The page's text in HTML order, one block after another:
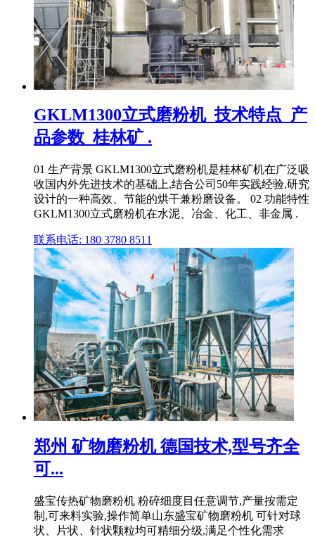
GKLM1300立式磨粉机_技术特点_产
品参数_桂林矿 .
01 生产背景 GKLM1300立式磨粉机是桂林矿机在广泛吸
收国内外先进技术的基础上,结合公司50年实践经验,研究
设计的一种高效、节能的烘干兼粉磨设备。 02 功能特性
GKLM1300立式磨粉机在水泥、冶金、化工、非金属 .
联系电话: 180 3780 8511
郑州 矿物磨粉机 德国技术,型号齐全
可...
盛宝传热矿物磨粉机 粉碎细度目任意调节,产量按需定
制,可来料实验,操作简单山东盛宝矿物磨粉机 可针对球
状、片状、针状颗粒均可精细分级,满足个性化需求